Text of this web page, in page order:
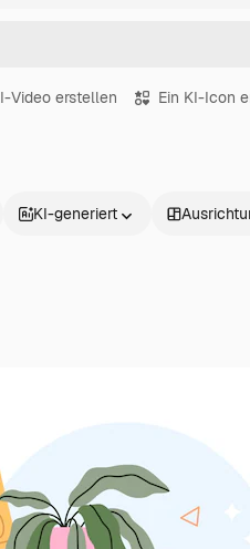
Video erstellen Ein KI-Icon
KI-generiert
um deine beste
Mehr als 1 Million
Spaces